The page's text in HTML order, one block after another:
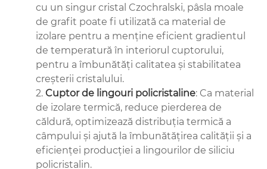
cu un singur cristal Czochralski, pâsla moale
de grafit poate fi utilizată ca material de
izolare pentru a menține eficient gradientul
de temperatură în interiorul cuptorului,
pentru a îmbunătăți calitatea și stabilitatea
creșterii cristalului.
2. Cuptor de lingouri policristaline: Ca material
de izolare termică, reduce pierderea de
căldură, optimizează distribuția termică a
câmpului și ajută la îmbunătățirea calității și a
eficienței producției a lingourilor de siliciu
policristalin.